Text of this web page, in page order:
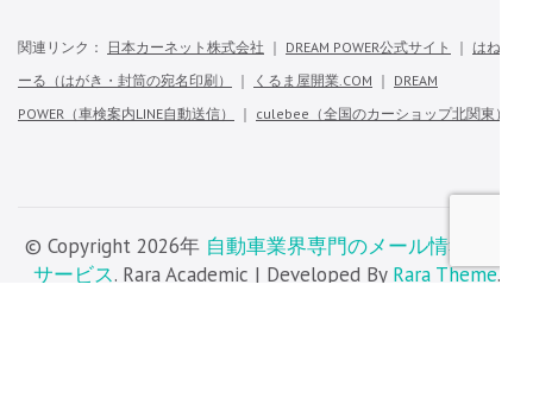
関連リンク： 日本カーネット株式会社 ｜ DREAM POWER公式サイト ｜ はねつ
ーる（はがき・封筒の宛名印刷）
｜ くるま屋開業.COM ｜ DREAM
POWER（車検案内LINE自動送信）
｜ culebee（全国のカーショップ北関東）
© Copyright 2026年 自動車業界専門のメール情報配信
サービス. Rara Academic | Developed By Rara Theme.